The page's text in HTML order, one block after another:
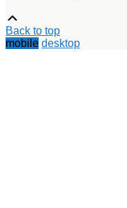
Up
Back to top
mobile desktop